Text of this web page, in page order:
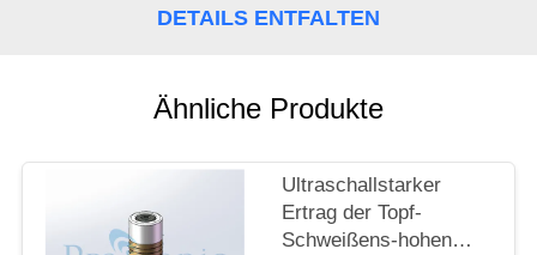
DATENSCHUTZRICHTLINIE
DETAILS ENTFALTEN
Ähnliche Produkte
Ultraschallstarker
Ertrag der Topf-
Schweißens-hohen